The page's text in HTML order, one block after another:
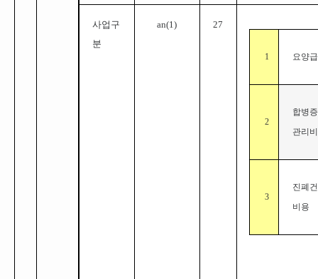
사업구
분
an(1 ) 27
1 요양
2
합병
관리
3
진폐
비용